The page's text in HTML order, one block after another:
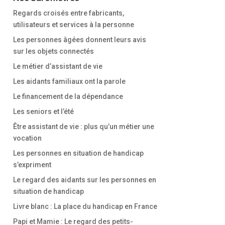
Regards croisés entre fabricants,
utilisateurs et services à la personne
Les personnes âgées donnent leurs avis
sur les objets connectés
Le métier d’assistant de vie
Les aidants familiaux ont la parole
Le financement de la dépendance
Les seniors et l’été
Être assistant de vie : plus qu’un métier une
vocation
Les personnes en situation de handicap
s’expriment
Le regard des aidants sur les personnes en
situation de handicap
Livre blanc : La place du handicap en France
Papi et Mamie : Le regard des petits-